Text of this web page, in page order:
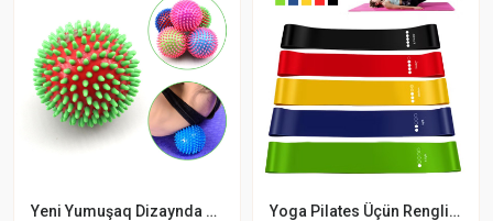
Yeni Yumuşaq Dizaynda Tikanlı Masaj Topu Yoga Üçün Masaj Kirpisi Yoga Pilates Üçün Rengli Lateks Rezin Ayaq Jqutu